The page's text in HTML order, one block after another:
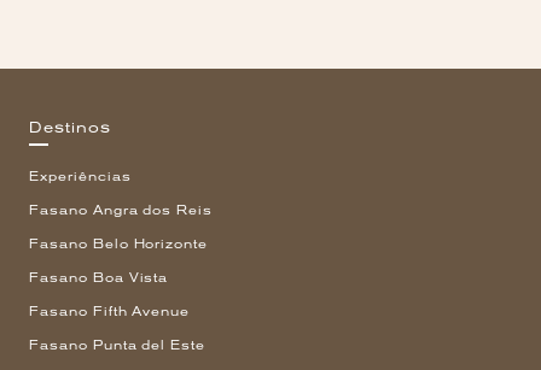
Destinos
Experiências
Fasano Angra dos Reis
Fasano Belo Horizonte
Fasano Boa Vista
Fasano Fifth Avenue
Fasano Punta del Este